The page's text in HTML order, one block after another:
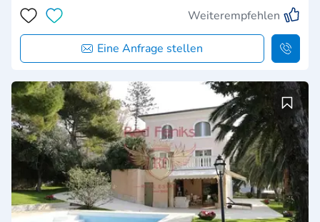
Weiterempfehlen
Eine Anfrage stellen